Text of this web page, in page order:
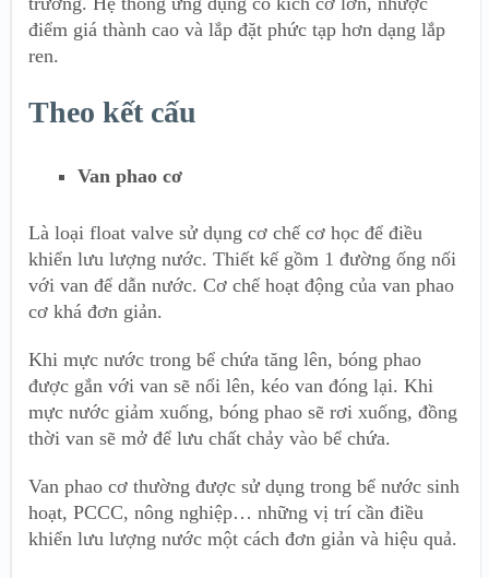
điểm giá thành cao và lắp đặt phức tạp hơn dạng lắp
ren.
Theo kết cấu
Van phao cơ
Là loại float valve sử dụng cơ chế cơ học để điều
khiển lưu lượng nước. Thiết kế gồm 1 đường ống nối
với van để dẫn nước. Cơ chế hoạt động của van phao
cơ khá đơn giản.
Khi mực nước trong bể chứa tăng lên, bóng phao
được gắn với van sẽ nổi lên, kéo van đóng lại. Khi
mực nước giảm xuống, bóng phao sẽ rơi xuống, đồng
thời van sẽ mở để lưu chất chảy vào bể chứa.
Van phao cơ thường được sử dụng trong bể nước sinh
hoạt, PCCC, nông nghiệp… những vị trí cần điều
khiển lưu lượng nước một cách đơn giản và hiệu quả.